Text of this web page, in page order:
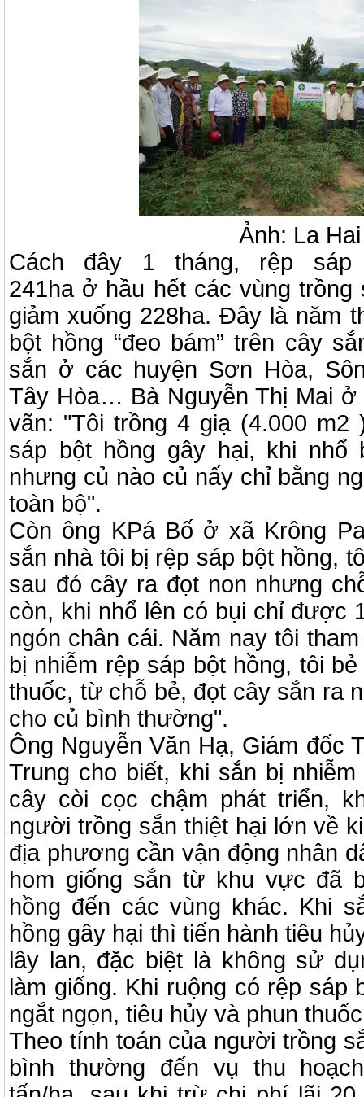
Ảnh: La Hai
Cách đây 1 tháng, rệp
241ha ở hầu hết các vùng trồng
giảm xuống 228ha. Đây là năm
bột hồng “đeo bám” trên cây
sắn ở các huyện Sơn Hòa,
Tây Hòa… Bà Nguyễn Thị Mai
vãn: "Tôi trồng 4 giạ (4.000 m2
sáp bột hồng gây hại, khi nhổ
nhưng củ nào củ nấy chỉ bằng
toàn bộ".
Còn ông KPá Bố ở xã Krông
sắn nhà tôi bị rệp sáp bột hồng,
sau đó cây ra đọt non nhưng
còn, khi nhổ lên có bụi chỉ được
ngón chân cái. Năm nay tôi
bị nhiễm rệp sáp bột hồng, tôi
thuốc, từ chỗ bẻ, đọt cây sắn ra
cho củ bình thường".
Ông Nguyễn Văn Hạ, Giám đốc
Trung cho biết, khi sắn bị
cây còi cọc chậm phát triển,
người trồng sắn thiệt hại lớn về
địa phương cần vận động nhân
hom giống sắn từ khu vực đã
hồng đến các vùng khác. Khi
hồng gây hại thì tiến hành tiêu
lây lan, đặc biệt là không sử
làm giống. Khi ruộng có rệp sáp
ngắt ngọn, tiêu hủy và phun
Theo tính toán của người trồng
bình thường đến vụ thu